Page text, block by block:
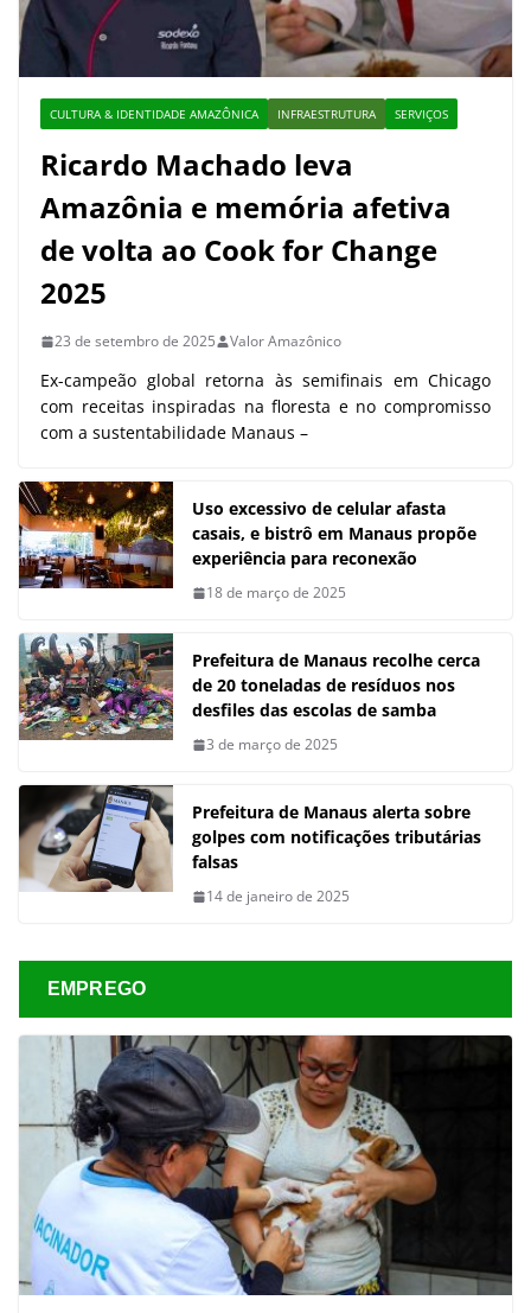
CULTURA & IDENTIDADE AMAZÔNICA INFRAESTRUTURA SERVIÇOS
Ricardo Machado leva
Amazônia e memória afetiva
de volta ao Cook for Change
2025
23 de setembro de 2025 Valor Amazônico
Ex-campeão global retorna às semifinais em Chicago
com receitas inspiradas na floresta e no compromisso
com a sustentabilidade Manaus –
Uso excessivo de celular afasta
casais, e bistrô em Manaus propõe
experiência para reconexão
18 de março de 2025
Prefeitura de Manaus recolhe cerca
de 20 toneladas de resíduos nos
desfiles das escolas de samba
3 de março de 2025
Prefeitura de Manaus alerta sobre
golpes com notificações tributárias
falsas
14 de janeiro de 2025
EMPREGO